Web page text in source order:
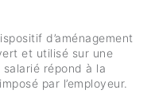
d’aménagement
et utilisé sur une
salarié répond à la
par l’employeur.